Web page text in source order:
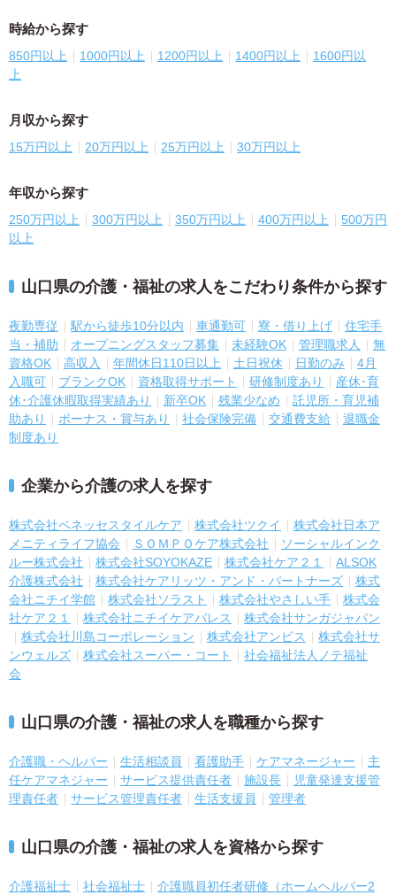
時給から探す
850円以上 1000円以上 1200円以上 1400円以上
1600円以
上
月収から探す
15万円以上 20万円以上 25万円以上 30万円以上
年収から探す
250万円以上 300万円以上 350万円以上 400万円以上
500万円
以上
山口県の介護・福祉の求人をこだわり条件から探す
夜勤専従 駅から徒歩10分以内 車通勤可 寮・借り上げ
住宅手
当・補助
オープニングスタッフ募集 未経験OK 管理職求人
無
資格OK
高収入 年間休日110日以上 土日祝休 日勤のみ
4月
入職可
ブランクOK 資格取得サポート 研修制度あり
産休･育
休･介護休暇取得実績あり
新卒OK 残業少なめ
託児所・育児補
助あり
ボーナス・賞与あり 社会保険完備 交通費支給
退職金
制度あり
企業から介護の求人を探す
株式会社ベネッセスタイルケア 株式会社ツクイ
株式会社日本ア
メニティライフ協会
ＳＯＭＰＯケア株式会社
ソーシャルインク
ルー株式会社
株式会社SOYOKAZE 株式会社ケア２１
ALSOK
介護株式会社
株式会社ケアリッツ・アンド・パートナーズ
株式
会社ニチイ学館
株式会社ソラスト 株式会社やさしい手
株式会
社ケア２１
株式会社ニチイケアパレス
株式会社サンガジャパン
株式会社川島コーポレーション
株式会社アンビス
株式会社サ
ンウェルズ
株式会社スーパー・コート
社会福祉法人ノテ福祉
会
山口県の介護・福祉の求人を職種から探す
介護職・ヘルパー 生活相談員 看護助手 ケアマネージャー
主
任ケアマネジャー
サービス提供責任者 施設長
児童発達支援管
理責任者
サービス管理責任者 生活支援員 管理者
山口県の介護・福祉の求人を資格から探す
介護福祉士 社会福祉士
介護職員初任者研修（ホームヘルパー2